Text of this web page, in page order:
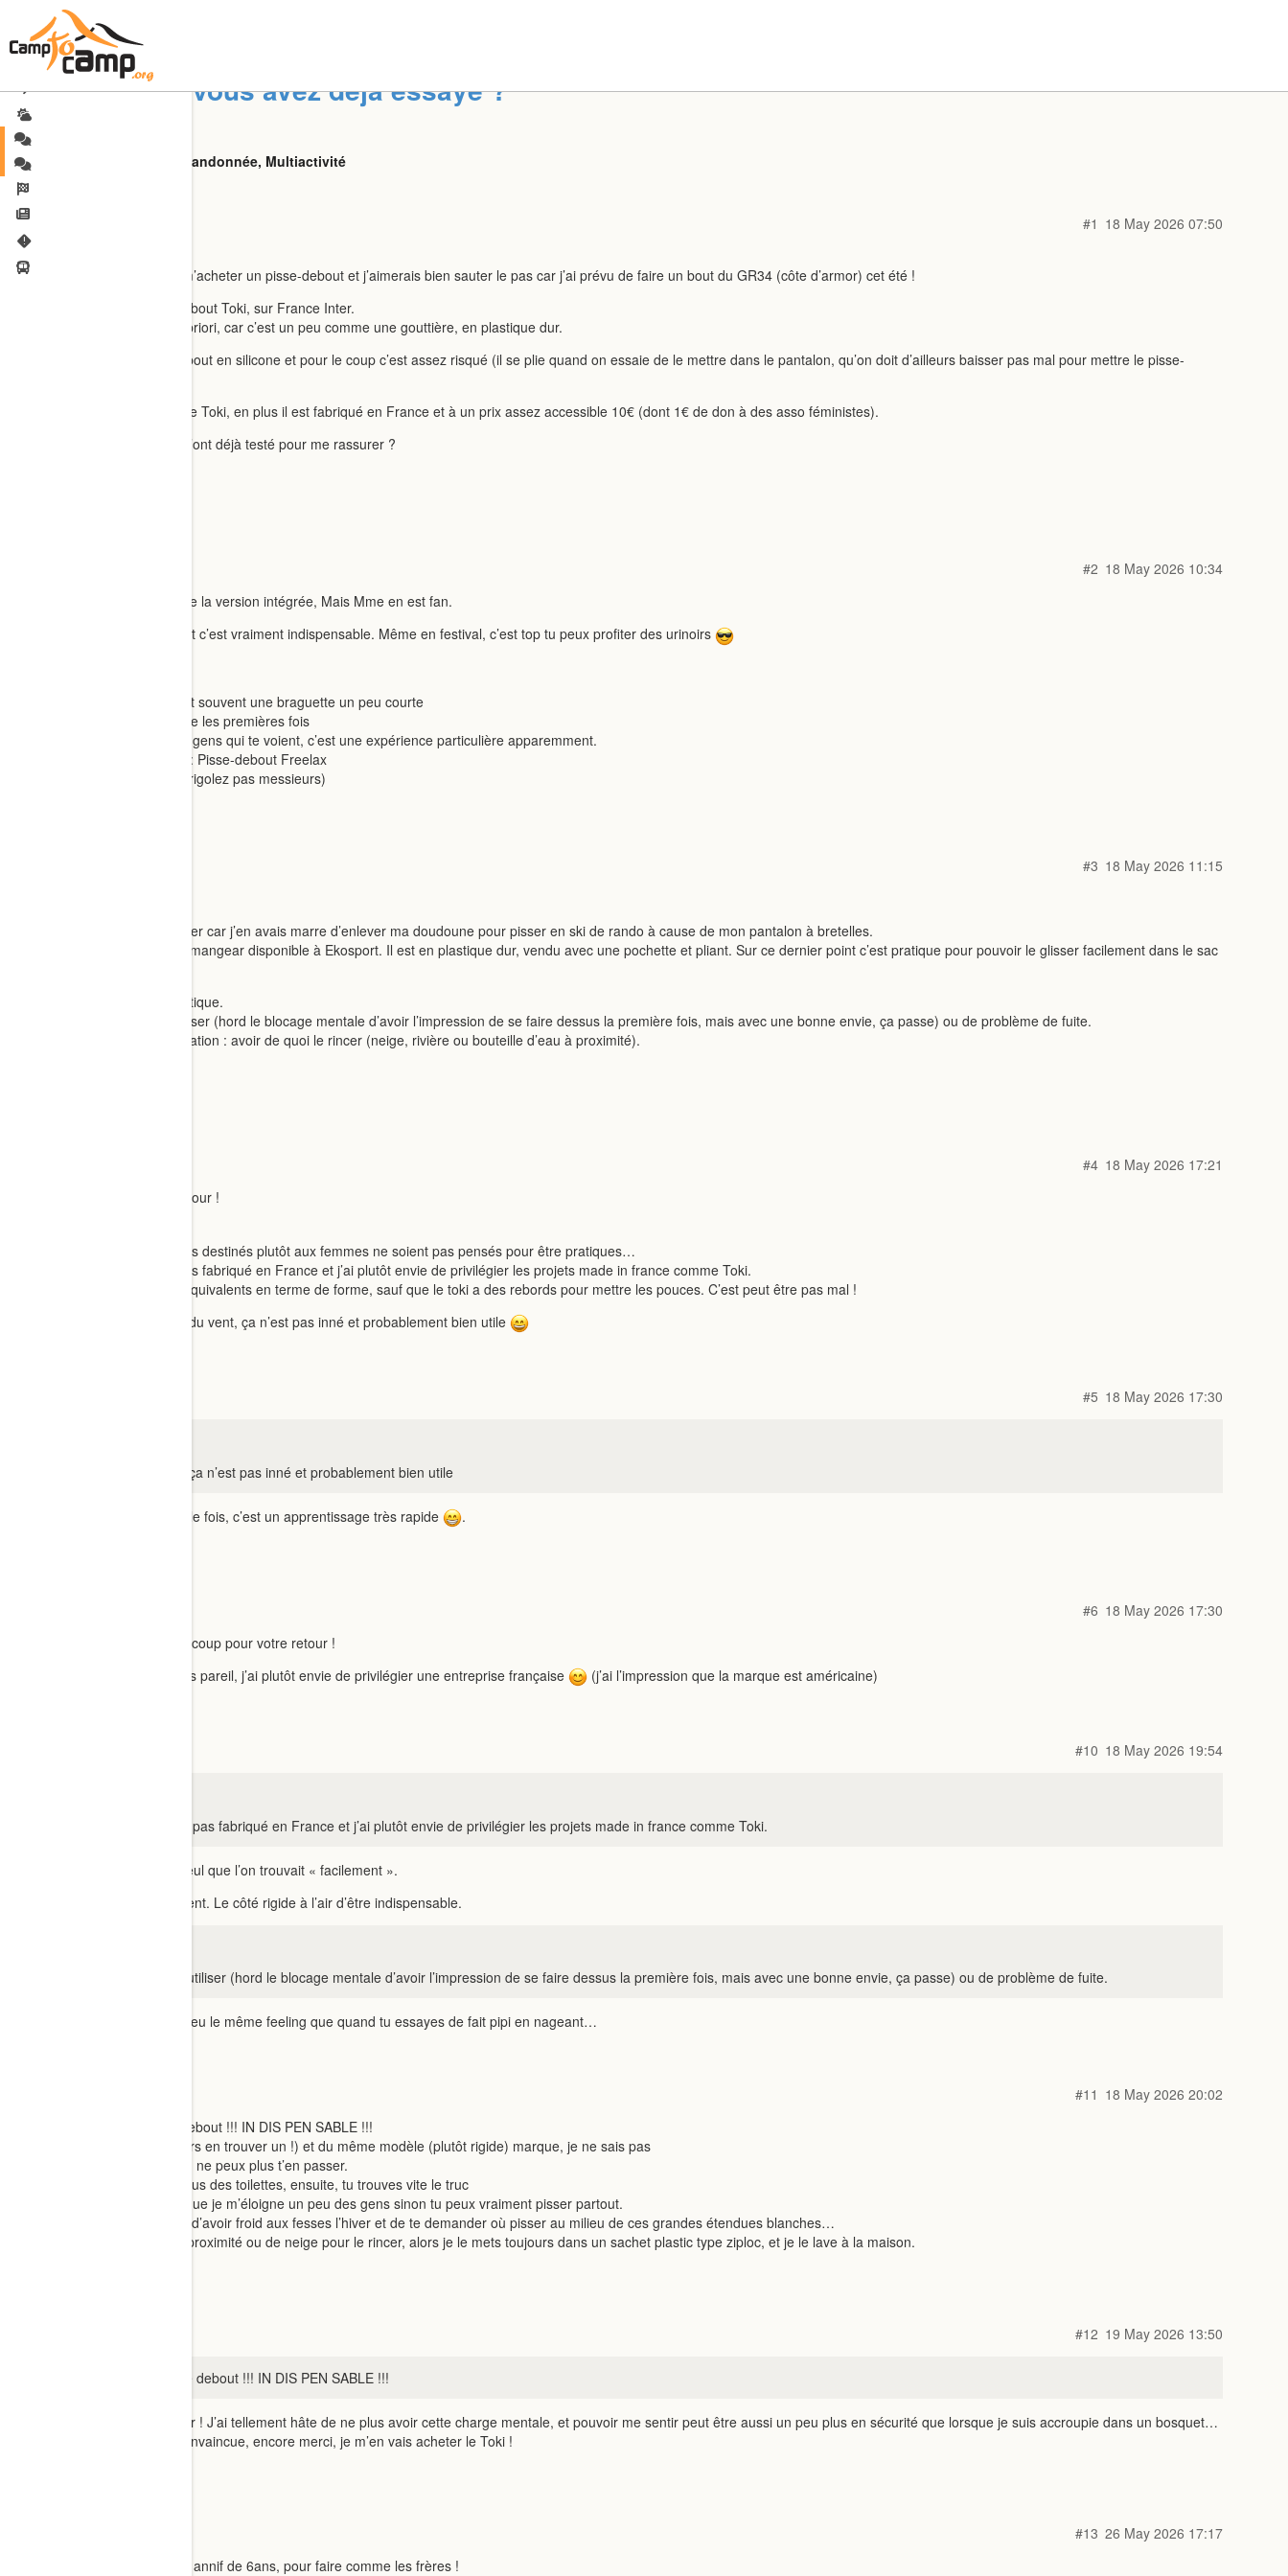
Pisse-debout, vous avez déjà essayé ?
Randonnée, Trail
Techniques et Matériel : Randonnée, Multiactivité
choix-matos
nola.let
18 May 2026 07:50
#1
Bonjour!
Depuis longtemps, j’hésite à m’acheter un pisse-debout et j’aimerais bien sauter le pas car j’ai prévu de faire un bout du GR34 (côte d’armor) cet été !
J’ai entendu parlé du pisse-debout Toki, sur France Inter.
Il a une forme intéressante à priori, car c’est un peu comme une gouttière, en plastique dur.
J’ai déjà essayé des pisse-debout en silicone et pour le coup c’est assez risqué (il se plie quand on essaie de le mettre dans le pantalon, qu’on doit d’ailleurs baisser pas mal pour mettre le pisse-
Bref, j’ai bien envie d’acheter le Toki, en plus il est fabriqué en France et à un prix assez accessible 10€ (dont 1€ de don à des asso féministes).
Est-ce que des personnes ici l’ont déjà testé pour me rassurer ?
18 May 2026 10:34
#2
J’ai pas testé, je suis équipé de la version intégrée, Mais Mme en est fan.
Elle en a dans tous ces sacs et c’est vraiment indispensable. Même en festival, c’est top tu peux profiter des urinoirs
Les pantalons féminins ont souvent une braguette un peu courte
S’entrainer dans sa douche les premières fois
La première fois avec des gens qui te voient, c’est une expérience particulière apparemment.
Son model de prédilection: Pisse-debout Freelax
Attention au vent (non ne rigolez pas messieurs)
18 May 2026 11:15
#3
Je m’en suis acheté un cet hiver car j’en avais marre d’enlever ma doudoune pour pisser en ski de rando à cause de mon pantalon à bretelles.
J’ai opté pour le Gopee de Humangear disponible à Ekosport. Il est en plastique dur, vendu avec une pochette et pliant. Sur ce dernier point c’est pratique pour pouvoir le glisser facilement dans le sac
Et conclusion : c’est hyper pratique.
J’ai eu aucune difficulté à l’utiliser (hord le blocage mentale d’avoir l’impression de se faire dessus la première fois, mais avec une bonne envie, ça passe) ou de problème de fuite.
Je rajouterai en conseil d’utilisation : avoir de quoi le rincer (neige, rivière ou bouteille d’eau à proximité).
18 May 2026 17:21
#4
Merci beaucoup pour votre retour !
C’est dingue que les vêtements destinés plutôt aux femmes ne soient pas pensés pour être pratiques…
J’ai vu que le freelax n’était pas fabriqué en France et j’ai plutôt envie de privilégier les projets made in france comme Toki.
Au dela, ils semblent un peu équivalents en terme de forme, sauf que le toki a des rebords pour mettre les pouces. C’est peut être pas mal !
merci pour le conseil vis à vis du vent, ça n’est pas inné et probablement bien utile
18 May 2026 17:30
#5
le conseil vis à vis du vent, ça n’est pas inné et probablement bien utile
On ne se fait avoir qu’une seule fois, c’est un apprentissage très rapide
.
18 May 2026 17:30
#6
Trop intéressant, MERCI beaucoup pour votre retour !
Ca me rassure vraiment, après pareil, j’ai plutôt envie de privilégier une entreprise française
(j’ai l’impression que la marque est américaine)
18 May 2026 19:54
#10
J’ai vu que le freelax n’était pas fabriqué en France et j’ai plutôt envie de privilégier les projets made in france comme Toki.
A l’époque le freelax était le seul que l’on trouvait « facilement ».
Mais en effet ça a l’air équivalent. Le côté rigide à l’air d’être indispensable.
J’ai eu aucune difficulté à l’utiliser (hord le blocage mentale d’avoir l’impression de se faire dessus la première fois, mais avec une bonne envie, ça passe) ou de problème de fuite.
On m’a raconté que c’est un peu le même feeling que quand tu essayes de fait pipi en nageant…
18 May 2026 20:02
#11
mais c’est la viiiiiiiiie le pisse debout !!! IN DIS PEN SABLE !!!
j’en ai deux (histoire de toujours en trouver un !) et du même modèle (plutôt rigide) marque, je ne sais pas
une fois que tu sais l’utiliser, tu ne peux plus t’en passer.
effectivement une fois au dessus des toilettes, ensuite, tu trouves vite le truc
parfois jeme dis qu’il faudrait que je m’éloigne un peu des gens sinon tu peux vraiment pisser partout.
Bref, saute le pas, ca t’évitera d’avoir froid aux fesses l’hiver et de te demander où pisser au milieu de ces grandes étendues blanches…
je n’ai pas forcément d’eau à proximité ou de neige pour le rincer, alors je le mets toujours dans un sachet plastic type ziploc, et je le lave à la maison.
19 May 2026 13:50
#12
mais c’est la viiiiiiiiie le pisse debout !!! IN DIS PEN SABLE !!!
Merci beaucoup pour ce retour ! J’ai tellement hâte de ne plus avoir cette charge mentale, et pouvoir me sentir peut être aussi un peu plus en sécurité que lorsque je suis accroupie dans un bosquet…
Bref, tout vos retours m’ont convaincue, encore merci, je m’en vais acheter le Toki !
26 May 2026 17:17
#13
Ma fille en voulait un pour son annif de 6ans, pour faire comme les frères !